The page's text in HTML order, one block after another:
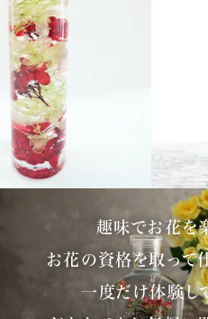
趣味でお花を
お花の資格を取って
一度だけ体験し